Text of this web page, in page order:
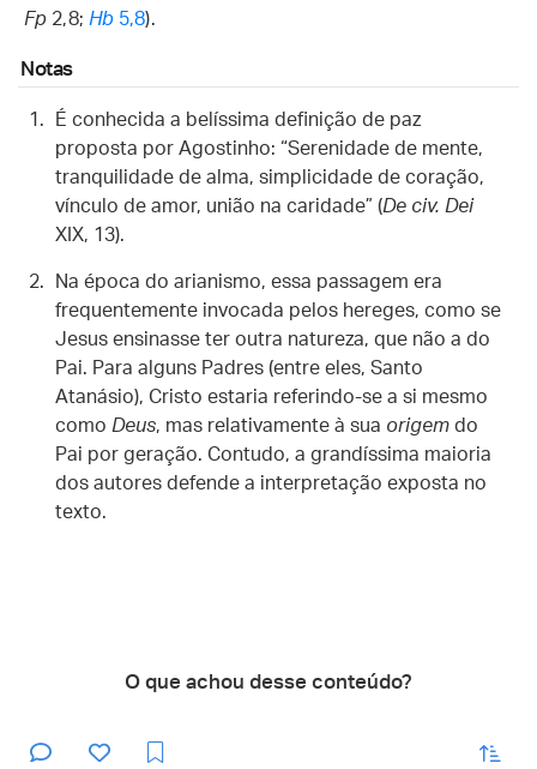
Fp 2,8; Hb 5,8).
Notas
É conhecida a belíssima definição de paz
proposta por Agostinho: “Serenidade de mente,
tranquilidade de alma, simplicidade de coração,
vínculo de amor, união na caridade” (De civ. Dei
XIX, 13).
Na época do arianismo, essa passagem era
frequentemente invocada pelos hereges, como se
Jesus ensinasse ter outra natureza, que não a do
Pai. Para alguns Padres (entre eles, Santo
Atanásio), Cristo estaria referindo-se a si mesmo
como Deus, mas relativamente à sua origem do
Pai por geração. Contudo, a grandíssima maioria
dos autores defende a interpretação exposta no
texto.
O que achou desse conteúdo?
enviar